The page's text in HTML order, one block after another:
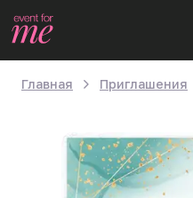
Главная Приглашения